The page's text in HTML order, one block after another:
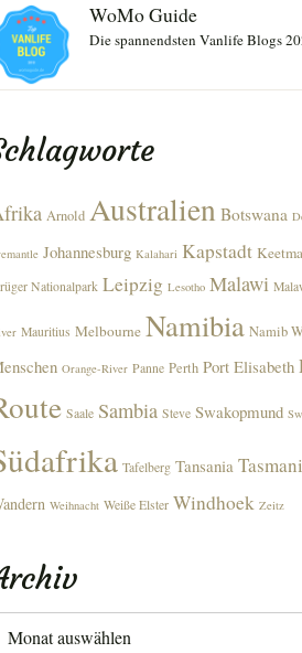
WoMo Guide
Die spannendsten Vanlife Blogs
Arnold Australien Botswana
Johannesburg Kalahari Kapstadt
Nationalpark Leipzig Lesotho Malawi
Mauritius Melbourne Namibia Namib
Orange-River Panne Perth Port Elisabeth
Saale Sambia Steve Swakopmund
Tafelberg Tansania
Weihnacht Weiße Elster Windhoek Zeitz
Archiv